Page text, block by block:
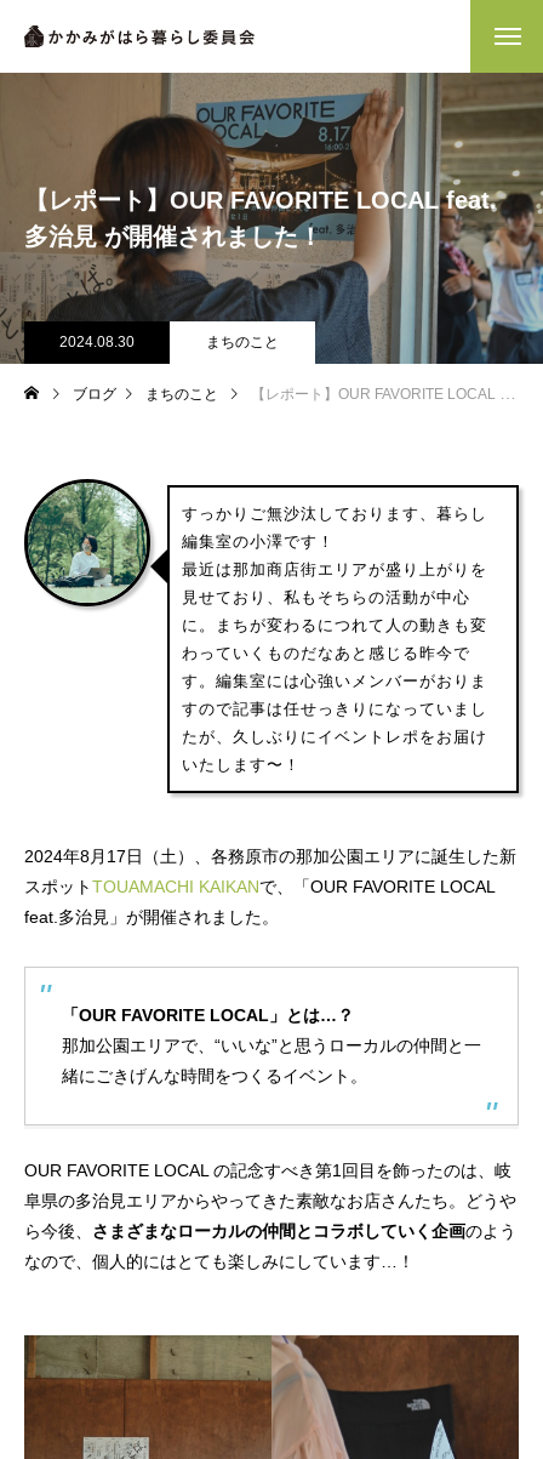
【レポート】OUR FAVORITE LOCAL feat.
多治見 が開催されました！
2024.08.30 まちのこと
ブログ まちのこと 【レポート】OUR FAVORITE LOCAL feat.多治見 が開催されました！
すっかりご無沙汰しております、暮らし
編集室の小澤です！
最近は那加商店街エリアが盛り上がりを
見せており、私もそちらの活動が中心
に。まちが変わるにつれて人の動きも変
わっていくものだなあと感じる昨今で
す。編集室には心強いメンバーがおりま
すので記事は任せっきりになっていまし
たが、久しぶりにイベントレポをお届け
いたします〜！
2024年8月17日（土）、各務原市の那加公園エリアに誕生した新
スポットTOUAMACHI KAIKANで、「OUR FAVORITE LOCAL
feat.多治見」が開催されました。
「OUR FAVORITE LOCAL」とは…？
那加公園エリアで、“いいな”と思うローカルの仲間と一
緒にごきげんな時間をつくるイベント。
OUR FAVORITE LOCAL の記念すべき第1回目を飾ったのは、岐
阜県の多治見エリアからやってきた素敵なお店さんたち。どうや
ら今後、 さまざまなローカルの仲間とコラボしていく企画のよう
なので、個人的にはとても楽しみにしています…！